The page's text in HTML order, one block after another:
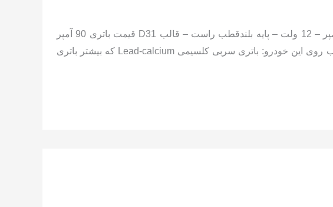
مشخصات باتری فابریک سانگ یانگ موسو گرندخان : 90 آمپر – 12 ولت – پایه بلندقطب راست – قالب D31 قیمت باتری 90 آمپر
برای سانگ یانگ موسو گرندخان : تکنولوژی باتری قابل نصب روی این خودرو: باتری سربی کلسیمی Lead-calcium که بیشتر باتری